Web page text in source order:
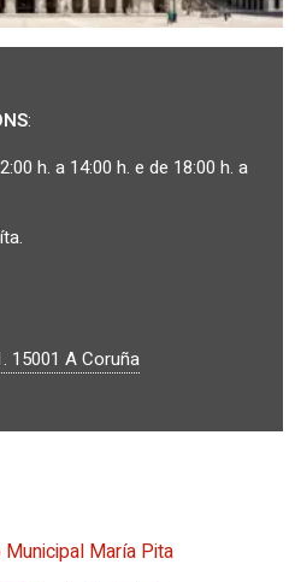
:
h. a 14:00 h. e de 18:00 h. a
15001 A Coruña
María Pita